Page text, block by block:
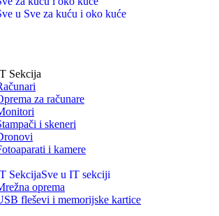
u Sve za kuću i oko kuće
Sekcija
za računare
i skeneri
i kamere
SekcijaSve u IT sekciji
oprema
fleševi i memorijske kartice